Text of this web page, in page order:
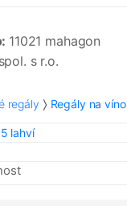
11021 mahagon
s r.o.
regály Regály na víno
lahví